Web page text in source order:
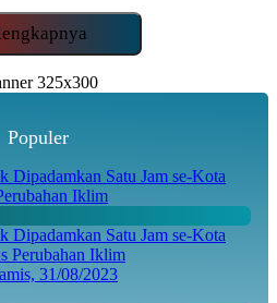
Populer
Dipadamkan Satu Jam se-Kota
Perubahan Iklim
31/08/2023